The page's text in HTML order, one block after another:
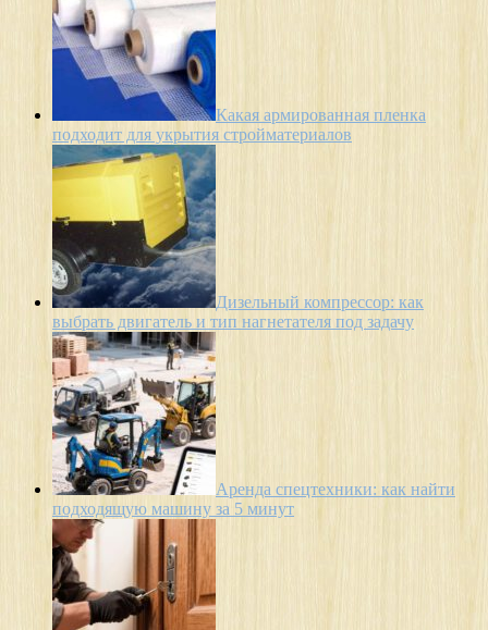
Какая армированная пленка
подходит для укрытия стройматериалов
Дизельный компрессор: как
выбрать двигатель и тип нагнетателя под задачу
Аренда спецтехники: как найти
подходящую машину за 5 минут